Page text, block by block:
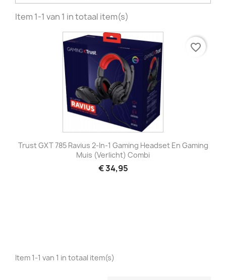
Item 1-1 van 1 in totaal item(s)
Trust GXT 785 Ravius 2-In-1 Gaming Headset En Gaming
Muis (verlicht) Combi
€ 34,95
favorite_border
Item 1-1 van 1 in totaal item(s)